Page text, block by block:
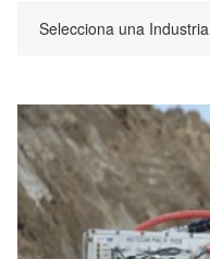
Selecciona una Industria